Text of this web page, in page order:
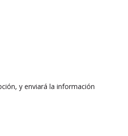
y enviará la información